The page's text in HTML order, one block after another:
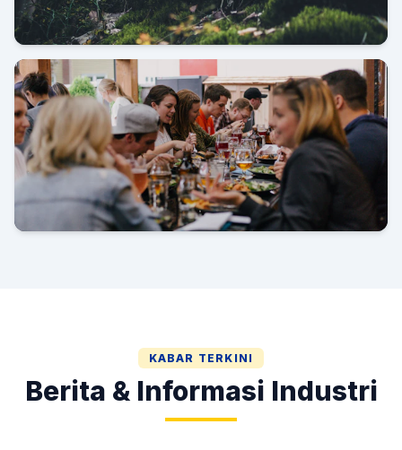
Kunjungan Kerja Shantou China
KABAR TERKINI
Berita & Informasi Industri